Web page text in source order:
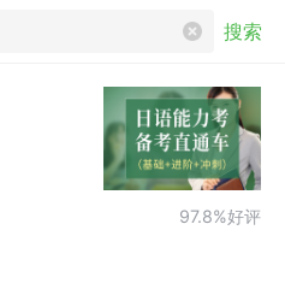
搜索
97.8%好评